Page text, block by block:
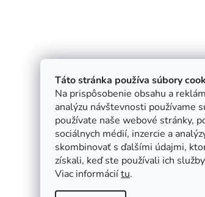
Táto stránka používa súbory
Na prispôsobenie obsahu a
analýzu návštevnosti používame
používate naše webové stránky,
sociálnych médií, inzercie a
skombinovať s ďalšími údajmi,
získali, keď ste používali ich
Viac informáciítu.